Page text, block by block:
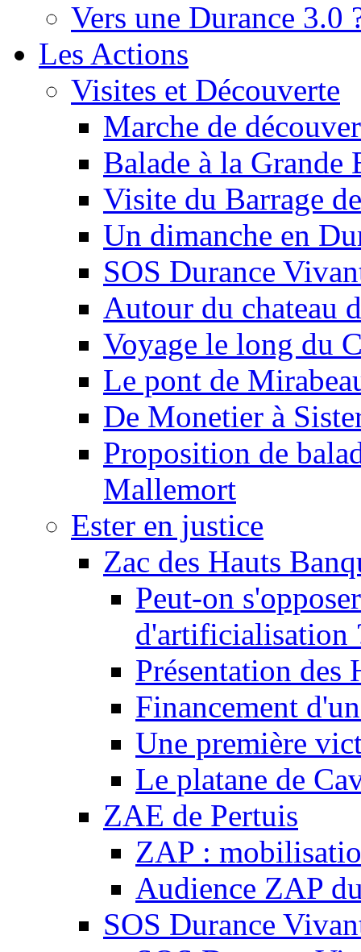
Vers une Durance 3.0
Les Actions
Visites et Découverte
Marche de
Balade à la Grande
Visite du Barrage
Un dimanche en
SOS Durance
Autour du chateau
Voyage le long du
Le pont de
De Monetier à
Proposition de
Mallemort
Ester en justice
Zac des Hauts
Peut-on
d'artificialisation
Présentation des
Financement
Une première
Le platane de
ZAE de Pertuis
ZAP :
Audience ZAP
SOS Durance